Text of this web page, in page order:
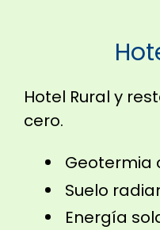
Hotel Rural y
cero.
Geotermia
Suelo
Energía